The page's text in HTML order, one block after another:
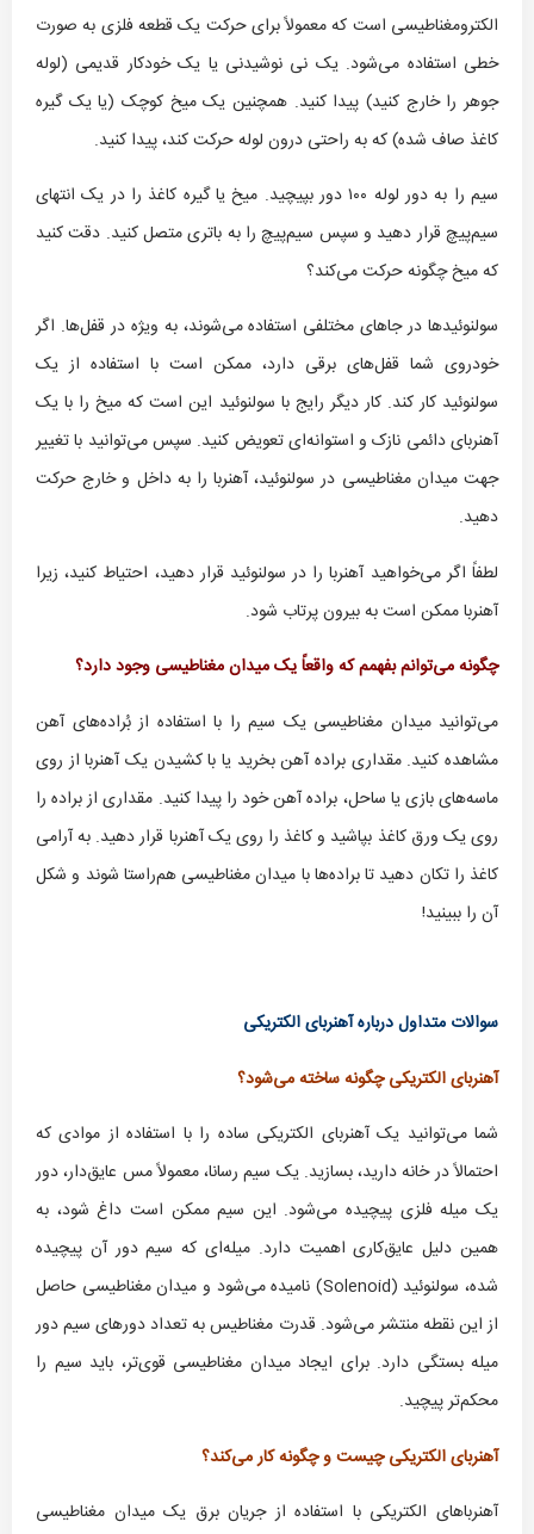
الکترومغناطیسی است که معمولاً برای حرکت یک قطعه فلزی به صورت
خطی استفاده می‌شود. یک نی نوشیدنی یا یک خودکار قدیمی (لوله
جوهر را خارج کنید) پیدا کنید. همچنین یک میخ کوچک (یا یک گیره
کاغذ صاف شده) که به راحتی درون لوله حرکت کند، پیدا کنید.
سیم را به دور لوله ۱۰۰ دور بپیچید. میخ یا گیره کاغذ را در یک انتهای
سیم‌پیچ قرار دهید و سپس سیم‌پیچ را به باتری متصل کنید. دقت کنید
که میخ چگونه حرکت می‌کند؟
سولنوئیدها در جاهای مختلفی استفاده می‌شوند، به ویژه در قفل‌ها. اگر
خودروی شما قفل‌های برقی دارد، ممکن است با استفاده از یک
سولنوئید کار کند. کار دیگر رایج با سولنوئید این است که میخ را با یک
آهنربای دائمی نازک و استوانه‌ای تعویض کنید. سپس می‌توانید با تغییر
جهت میدان مغناطیسی در سولنوئید، آهنربا را به داخل و خارج حرکت
دهید.
لطفاً اگر می‌خواهید آهنربا را در سولنوئید قرار دهید، احتیاط کنید، زیرا
آهنربا ممکن است به بیرون پرتاب شود.
چگونه می‌توانم بفهمم که واقعاً یک میدان مغناطیسی وجود دارد؟
می‌توانید میدان مغناطیسی یک سیم را با استفاده از بُراده‌های آهن
مشاهده کنید. مقداری براده آهن بخرید یا با کشیدن یک آهنربا از روی
ماسه‌های بازی یا ساحل، براده آهن خود را پیدا کنید. مقداری از براده را
روی یک ورق کاغذ بپاشید و کاغذ را روی یک آهنربا قرار دهید. به آرامی
کاغذ را تکان دهید تا براده‌ها با میدان مغناطیسی هم‌راستا شوند و شکل
آن را ببینید!
سوالات متداول درباره آهنربای الکتریکی
آهنربای الکتریکی چگونه ساخته می‌شود؟
شما می‌توانید یک آهنربای الکتریکی ساده را با استفاده از موادی که
احتمالاً در خانه دارید، بسازید. یک سیم رسانا، معمولاً مس عایق‌دار، دور
یک میله فلزی پیچیده می‌شود. این سیم ممکن است داغ شود، به
همین دلیل عایق‌کاری اهمیت دارد. میله‌ای که سیم دور آن پیچیده
شده، سولنوئید (Solenoid) نامیده می‌شود و میدان مغناطیسی حاصل
از این نقطه منتشر می‌شود. قدرت مغناطیس به تعداد دورهای سیم دور
میله بستگی دارد. برای ایجاد میدان مغناطیسی قوی‌تر، باید سیم را
محکم‌تر پیچید.
آهنربای الکتریکی چیست و چگونه کار می‌کند؟
آهنرباهای الکتریکی با استفاده از جریان برق یک میدان مغناطیسی